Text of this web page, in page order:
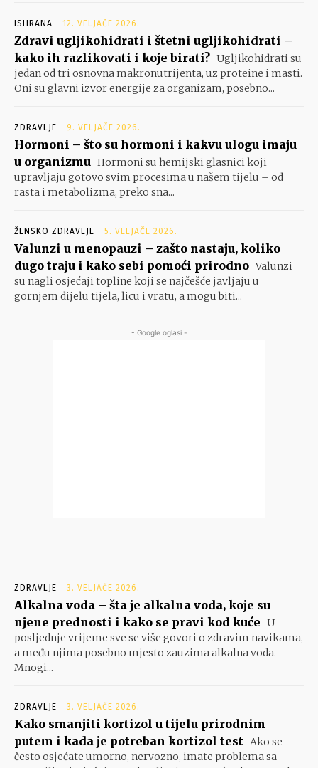
ISHRANA 12. VELJAČE 2026.
Zdravi ugljikohidrati i štetni ugljikohidrati –
kako ih razlikovati i koje birati? Ugljikohidrati su
jedan od tri osnovna makronutrijenta, uz proteine i masti.
Oni su glavni izvor energije za organizam, posebno...
ZDRAVLJE 9. VELJAČE 2026.
Hormoni – što su hormoni i kakvu ulogu imaju
u organizmu Hormoni su hemijski glasnici koji
upravljaju gotovo svim procesima u našem tijelu – od
rasta i metabolizma, preko sna...
ŽENSKO ZDRAVLJE 5. VELJAČE 2026.
Valunzi u menopauzi – zašto nastaju, koliko
dugo traju i kako sebi pomoći prirodno Valunzi
su nagli osjećaji topline koji se najčešće javljaju u
gornjem dijelu tijela, licu i vratu, a mogu biti...
- Google oglasi -
ZDRAVLJE 3. VELJAČE 2026.
Alkalna voda – šta je alkalna voda, koje su
njene prednosti i kako se pravi kod kuće U
posljednje vrijeme sve se više govori o zdravim navikama,
a među njima posebno mjesto zauzima alkalna voda.
Mnogi...
ZDRAVLJE 3. VELJAČE 2026.
Kako smanjiti kortizol u tijelu prirodnim
putem i kada je potreban kortizol test Ako se
često osjećate umorno, nervozno, imate problema sa